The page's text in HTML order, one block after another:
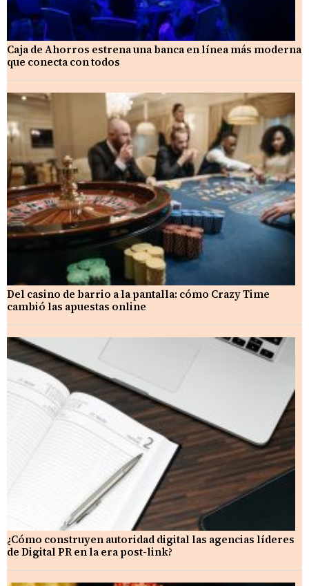
Caja de Ahorros estrena una banca en línea más moderna
que conecta con todos
Del casino de barrio a la pantalla: cómo Crazy Time
cambió las apuestas online
¿Cómo construyen autoridad digital las agencias líderes
de Digital PR en la era post-link?